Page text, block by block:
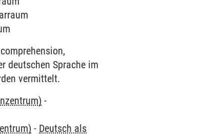
deutschen Sprache im
vermittelt.
-
- Deutsch als